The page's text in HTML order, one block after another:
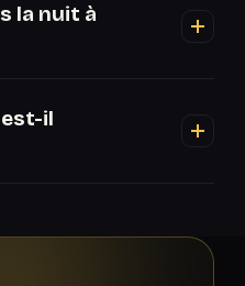
appelez le 07 83 64
Mézières-sur-
la nuit à
le secteur.
il
est pris en charge à